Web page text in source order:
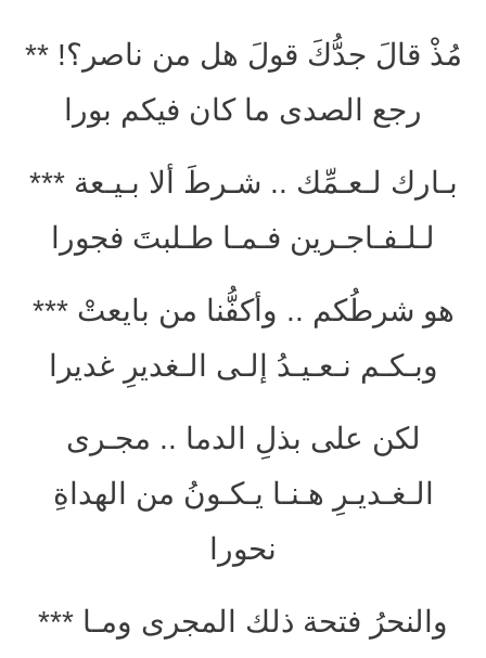
مُذْ قالَ جدُّكَ قولَ هل من ناصر؟! **
رجع الصدى ما كان فيكم بورا
بـارك لـعـمِّك .. شـرطَ ألا بـيـعة ***
لـلـفـاجـرين فـمـا طـلبتَ فجورا
هو شرطُكم .. وأكفُّنا من بايعتْ ***
وبـكـم نـعـيـدُ إلـى الـغديرِ غديرا
لكن على بذلِ الدما .. مجـرى
الـغـديـرِ هـنـا يـكـونُ من الهداةِ
نحورا
والنحرُ فتحة ذلك المجرى ومـا ***